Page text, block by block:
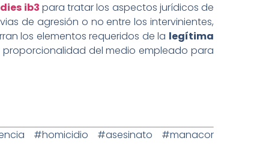
ib3 para tratar los aspectos jurídicos de
de agresión o no entre los intervinientes,
los elementos requeridos de la legítima
del medio empleado para
#homicidio #asesinato #manacor